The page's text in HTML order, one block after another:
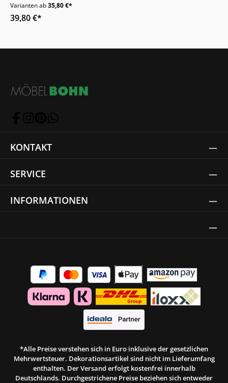
Varianten ab35,80 €*
39,80 €*
KONTAKT
SERVICE
INFORMATIONEN
*Alle Preise verstehen sich in Euro inklusive der gesetzlichen
Mehrwertsteuer. Dekorationsartikel sind nicht im Lieferumfang
enthalten. Der Versand erfolgt kostenfrei innerhalb
Deutschlands. Durchgestrichene Preise beziehen sich entweder